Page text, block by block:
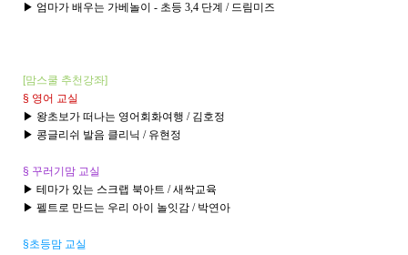
▶ 엄마가 배우는 가베놀이 - 초등 3,4 단계 / 드림미즈
[맘스쿨 추천강좌]
§ 영어 교실
▶ 왕초보가 떠나는 영어회화여행 / 김호정
▶ 콩글리쉬 발음 클리닉 / 유현정
§ 꾸러기맘 교실
▶ 테마가 있는 스크랩 북아트 / 새싹교육
▶ 펠트로 만드는 우리 아이 놀잇감 / 박연아
§초등맘 교실